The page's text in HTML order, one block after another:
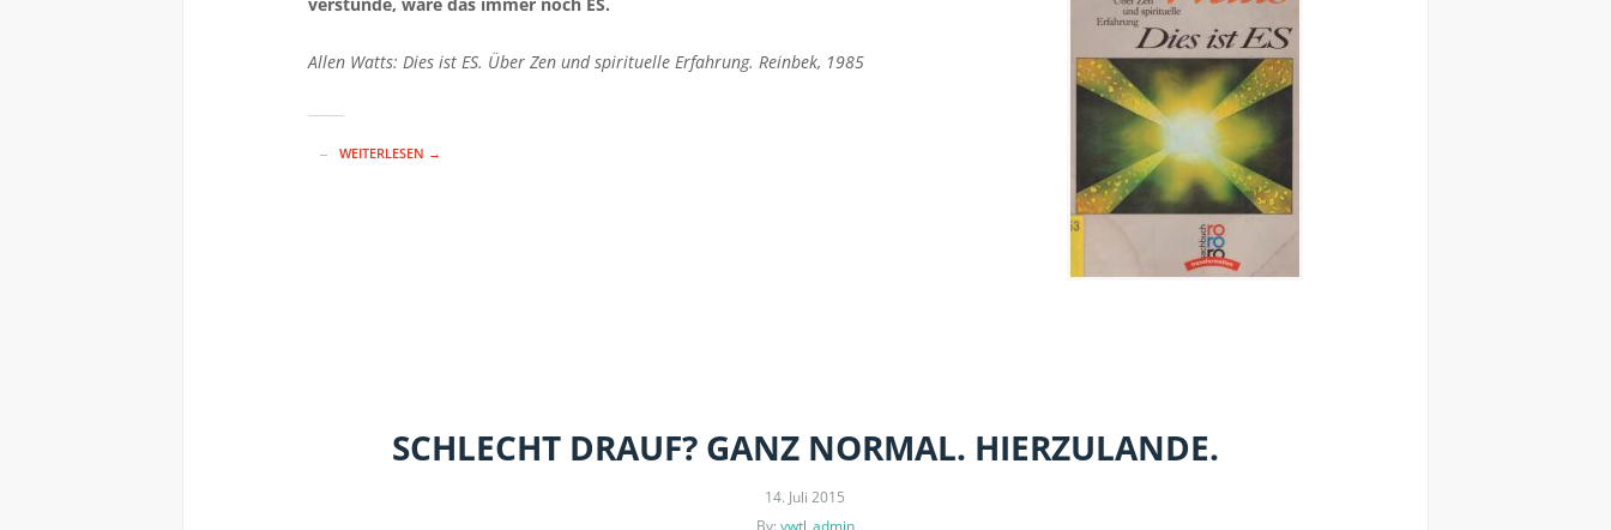
Allen Watts: Dies ist ES. Über Zen und spirituelle Erfahrung. Reinbek, 1985
WEITERLESEN →
SCHLECHT DRAUF? GANZ NORMAL. HIERZULANDE.
14. Juli 2015
By: ywtl_admin